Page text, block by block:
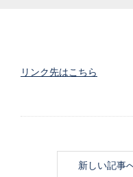
リンク先はこちら
新しい記事